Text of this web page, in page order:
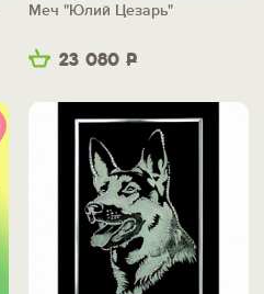
23 080 Р
Меч "Юлий Цезарь"